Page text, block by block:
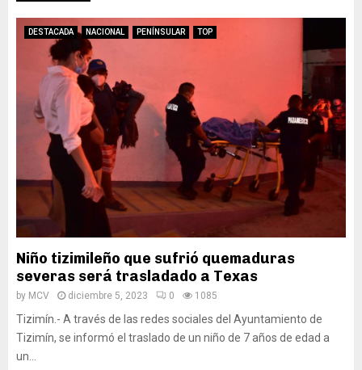
DESTACADA NACIONAL PENÍNSULAR TOP
Niño tizimileño que sufrió quemaduras
severas será trasladado a Texas
by MCV diciembre 5, 2023 0 1085
Tizimín.- A través de las redes sociales del Ayuntamiento de
Tizimín, se informó el traslado de un niño de 7 años de edad a
un...